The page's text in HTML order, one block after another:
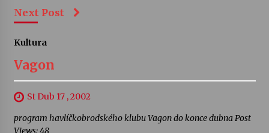
Next Post
Kultura
Vagon
St Dub 17 , 2002
program havlíčkobrodského klubu Vagon do konce dubna Post
Views: 48